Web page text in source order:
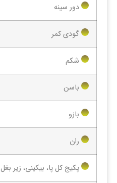
دور سینه
گودی کمر
شکم
باسن
بازو
ران
پکیج کل پا، بیکینی، زیر بغل